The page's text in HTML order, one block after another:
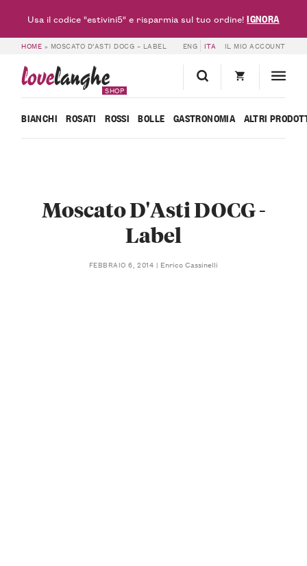
HOME » MOSCATO D’ASTI DOCG – LABEL ENG ITA IL MIO ACCOUNT
lovelanghe
SHOP
BIANCHI ROSATI ROSSI BOLLE GASTRONOMIA ALTRI
Moscato D'Asti DOCG -
Label
FEBBRAIO 6, 2014 Enrico Cassinelli
Usa il codice "estivini5" e risparmia sul tuo ordine!IGNORA